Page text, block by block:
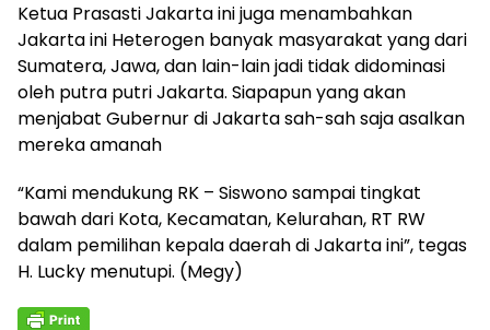
Ketua Prasasti Jakarta ini juga menambahkan
Jakarta ini Heterogen banyak masyarakat yang dari
Sumatera, Jawa, dan lain-lain jadi tidak didominasi
oleh putra putri Jakarta. Siapapun yang akan
menjabat Gubernur di Jakarta sah-sah saja asalkan
mereka amanah
“Kami mendukung RK – Siswono sampai tingkat
bawah dari Kota, Kecamatan, Kelurahan, RT RW
dalam pemilihan kepala daerah di Jakarta ini”, tegas
H. Lucky menutupi. (Megy)